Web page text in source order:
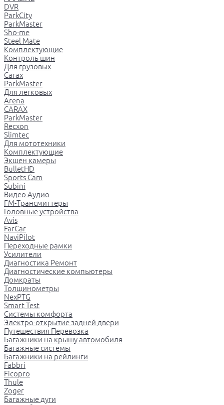
DVR
ParkCity
ParkMaster
Sho-me
Steel Mate
Комплектующие
Контроль шин
Для грузовых
Carax
ParkMaster
Для легковых
Arena
CARAX
ParkMaster
Recxon
Slimtec
Для мототехники
Комплектующие
Экшен камеры
BulletHD
Sports Cam
Subini
Видео Аудио
FM-Трансмиттеры
Головные устройства
Avis
FarCar
NaviPilot
Переходные рамки
Усилители
Диагностика Ремонт
Диагностические компьютеры
Домкраты
Толщинометры
NexPTG
Smart Test
Системы комфорта
Электро-открытие задней двери
Путешествия Перевозка
Багажники на крышу автомобиля
Багажные системы
Багажники на рейлинги
Fabbri
Ficopro
Thule
Zoger
Багажные дуги